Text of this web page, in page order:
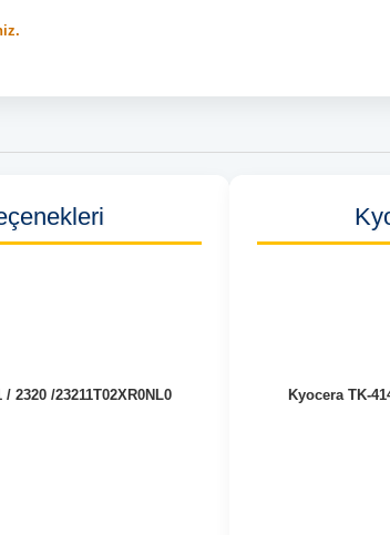
2320 /23211T02XR0NL0 Kyocera TK-